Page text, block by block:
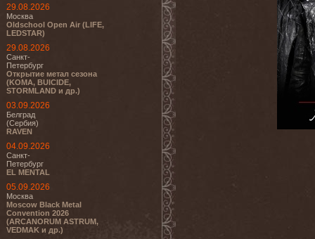
29.08.2026
Москва
Oldschool Open Air (LIFE,
LEDSTAR)
29.08.2026
Санкт-
Петербург
Открытие метал сезона
(KOMA, BUICIDE,
STORMLAND и др.)
03.09.2026
Белград
(Сербия)
RAVEN
04.09.2026
Санкт-
Петербург
EL MENTAL
05.09.2026
Москва
Moscow Black Metal
Convention 2026
(ARCANORUM ASTRUM,
VEDMAK и др.)